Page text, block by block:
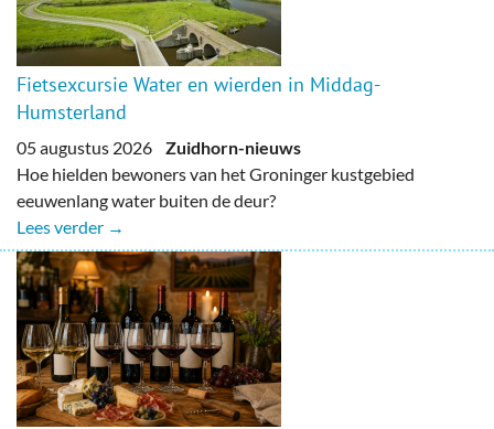
Fietsexcursie Water en wierden in Middag-
Humsterland
05 augustus 2026 Zuidhorn-nieuws
Hoe hielden bewoners van het Groninger kustgebied
eeuwenlang water buiten de deur?
Lees verder →